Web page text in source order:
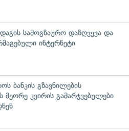
სამოგზაურო დაზღვევა და
ინტერნეტი
ბანკის გზავნილების
მეორე კვირის გამარჯვებულები